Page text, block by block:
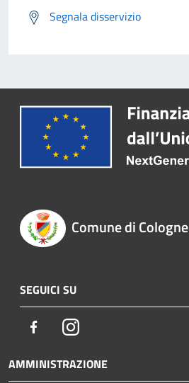
Segnala disservizio
Comune di Cologne
SEGUICI SU
FacebookInstagram
AMMINISTRAZIONE